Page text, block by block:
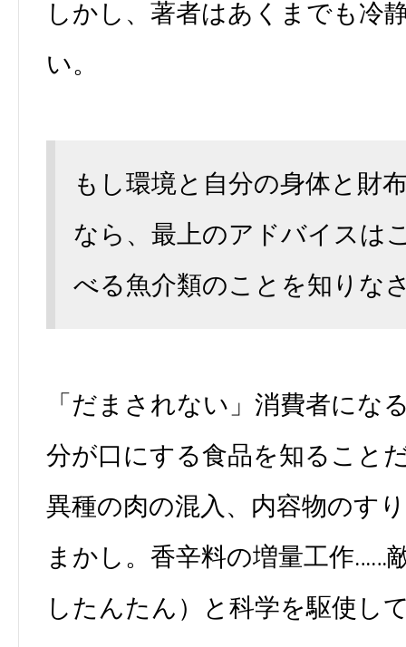
しかし、著者はあくまでも冷
い。
もし環境と自分の身体と財
なら、最上のアドバイスは
べる魚介類のことを知りな
「だまされない」消費者にな
分が口にする食品を知ること
異種の肉の混入、内容物のす
まかし。香辛料の増量工作……
したんたん）と科学を駆使し